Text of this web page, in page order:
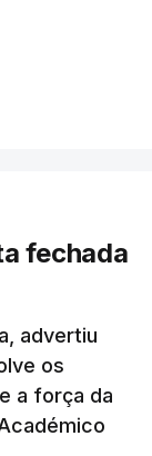
fechada
advertiu
os
a força da